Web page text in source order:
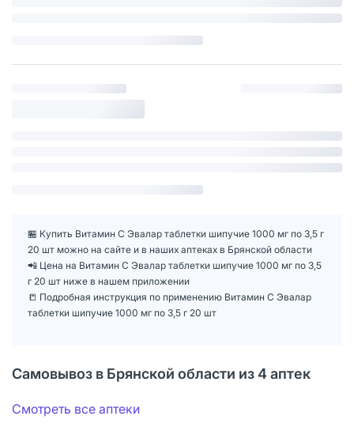
🏪 Купить Витамин С Эвалар таблетки шипучие 1000 мг по 3,5 г
20 шт можно на сайте и в наших аптеках в Брянской области
📲 Цена на Витамин С Эвалар таблетки шипучие 1000 мг по 3,5
г 20 шт ниже в нашем приложении
📒 Подробная инструкция по применению Витамин С Эвалар
таблетки шипучие 1000 мг по 3,5 г 20 шт
Самовывоз в Брянской области из 4 аптек
Смотреть все аптеки